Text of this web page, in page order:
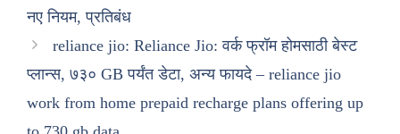
नए नियम, प्रतिबंध
reliance jio: Reliance Jio: वर्क फ्रॉम होमसाठी बेस्ट
प्लान्स, ७३० GB पर्यंत डेटा, अन्य फायदे – reliance jio
work from home prepaid recharge plans offering up